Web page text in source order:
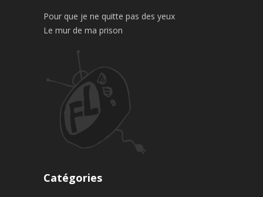
Pour que je ne quitte pas des yeux
Le mur de ma prison
Catégories